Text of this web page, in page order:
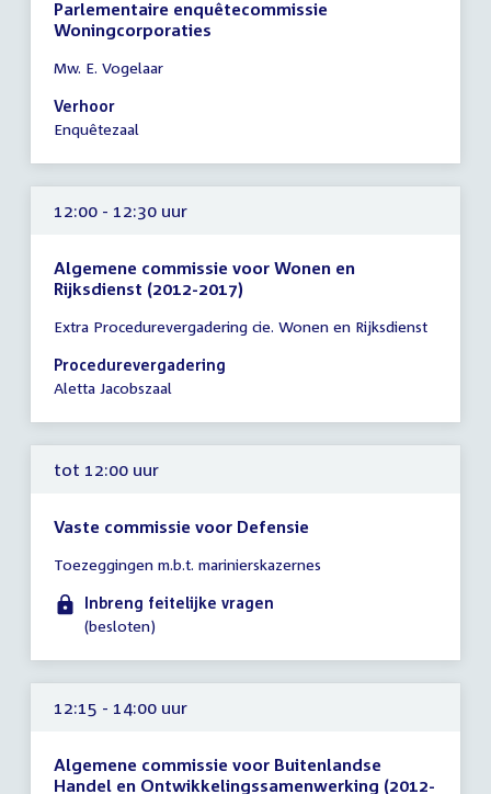
Parlementaire enquêtecommissie
Woningcorporaties
vergadering
11:00
-
uur
Mw. E. Vogelaar
Verhoor
Enquêtezaal
12:00 - 12:30 uur
Algemene commissie voor Wonen en
Rijksdienst (2012-2017)
vergadering
12:00
-
uur
Extra Procedurevergadering cie. Wonen en Rijksdienst
Procedurevergadering
Aletta Jacobszaal
tot 12:00 uur
Vaste commissie voor Defensie
vergadering
tot
12:00
Toezeggingen m.b.t. marinierskazernes
Inbreng feitelijke vragen
(besloten)
12:15 - 14:00 uur
Algemene commissie voor Buitenlandse
Handel en Ontwikkelingssamenwerking (2012-